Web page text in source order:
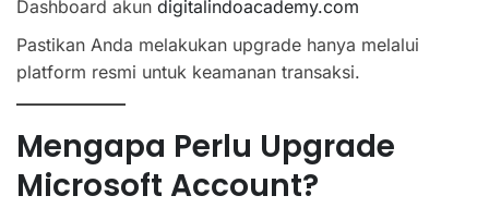
Dashboard akun digitalindoacademy.com
Pastikan Anda melakukan upgrade hanya melalui
platform resmi untuk keamanan transaksi.
Mengapa Perlu Upgrade
Microsoft Account?